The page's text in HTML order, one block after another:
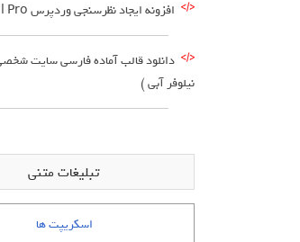
افزونه ایجاد نظرسنجی وردپرس TotalPoll Pro
نیلوفر آبی )
تبلیغات متنی
اسکریپت ها